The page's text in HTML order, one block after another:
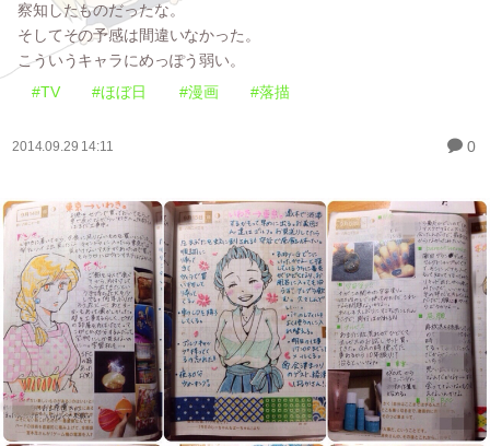
察知したものだったな。
そしてその予感は間違いなかった。
こういうキャラにめっぽう弱い。
#TV
#ほぼ日 #漫画 #落描
2014.09.29 14:11 0